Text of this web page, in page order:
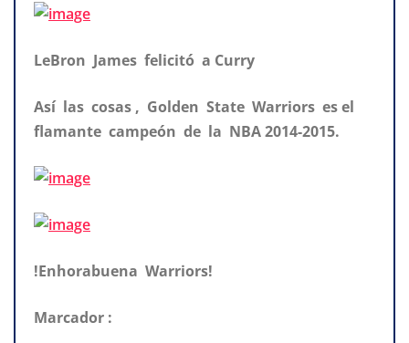
LeBron James felicitó a Curry
Así las cosas , Golden State Warriors es el
flamante campeón de la NBA 2014-2015.
!Enhorabuena Warriors!
Marcador :